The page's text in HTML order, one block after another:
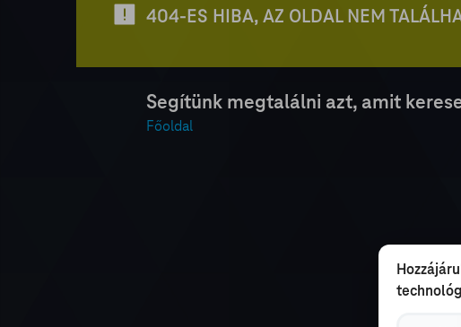
404-ES HIBA, AZ OLDAL NEM
Segítünk megtalálni azt, amit
Főoldal